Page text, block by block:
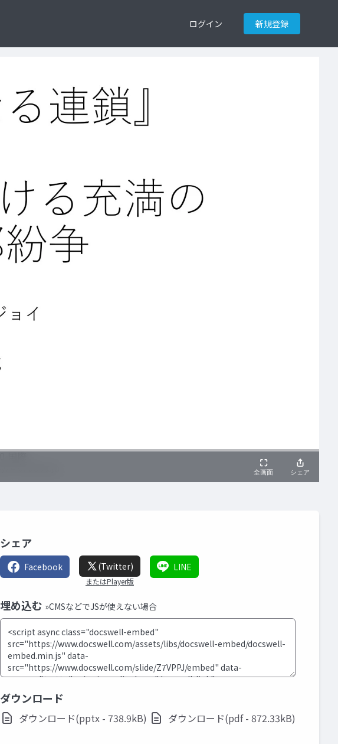
ログイン 新規登録
シェア
Facebook (Twitter)
またはPlayer版
LINE
埋め込む »CMSなどでJSが使えない場合
ダウンロード
ダウンロード(pptx - 738.9kB) ダウンロード(pdf - 872.33kB)